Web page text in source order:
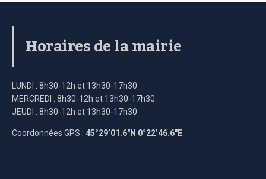
Horaires de la mairie
LUNDI : 8h30-12h et 13h30-17h30
MERCREDI : 8h30-12h et 13h30-17h30
JEUDI : 8h30-12h et 13h30-17h30
Coordonnées GPS : 45°29’01.6″N 0°22’46.6″E